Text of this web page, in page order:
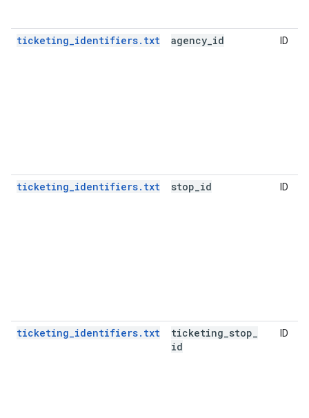
ticketing_identifiers.txt agency id ID
ticketing_identifiers.txt stop id ID
ticketing_identifiers.txt ticketing stop
id
ID